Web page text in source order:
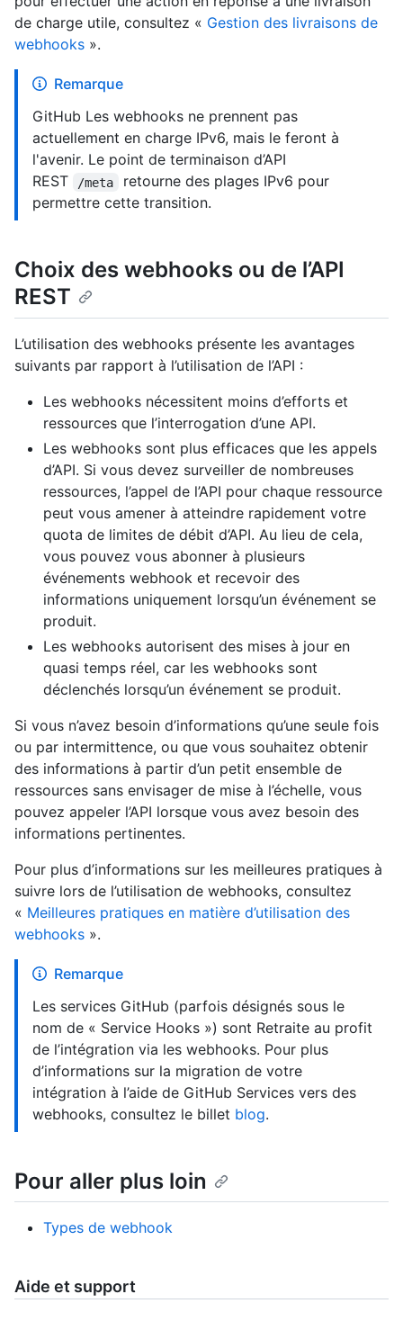
de charge utile, consultez « Gestion des livraisons de
webhooks ».
Remarque
GitHub Les webhooks ne prennent pas
actuellement en charge IPv6, mais le feront à
l'avenir. Le point de terminaison d’API
REST
/meta
retourne des plages IPv6 pour
permettre cette transition.
Choix des webhooks ou de l’API
REST
L’utilisation des webhooks présente les avantages
suivants par rapport à l’utilisation de l’API :
Les webhooks nécessitent moins d’efforts et
ressources que l’interrogation d’une API.
Les webhooks sont plus efficaces que les appels
d’API. Si vous devez surveiller de nombreuses
ressources, l’appel de l’API pour chaque ressource
peut vous amener à atteindre rapidement votre
quota de limites de débit d’API. Au lieu de cela,
vous pouvez vous abonner à plusieurs
événements webhook et recevoir des
informations uniquement lorsqu’un événement se
produit.
Les webhooks autorisent des mises à jour en
quasi temps réel, car les webhooks sont
déclenchés lorsqu’un événement se produit.
Si vous n’avez besoin d’informations qu’une seule fois
ou par intermittence, ou que vous souhaitez obtenir
des informations à partir d’un petit ensemble de
ressources sans envisager de mise à l’échelle, vous
pouvez appeler l’API lorsque vous avez besoin des
informations pertinentes.
Pour plus d’informations sur les meilleures pratiques à
suivre lors de l’utilisation de webhooks, consultez
« Meilleures pratiques en matière d’utilisation des
webhooks ».
Remarque
Les services GitHub (parfois désignés sous le
nom de « Service Hooks ») sont Retraite au profit
de l’intégration via les webhooks. Pour plus
d’informations sur la migration de votre
intégration à l’aide de GitHub Services vers des
webhooks, consultez le billet blog.
Pour aller plus loin
Types de webhook
Aide et support